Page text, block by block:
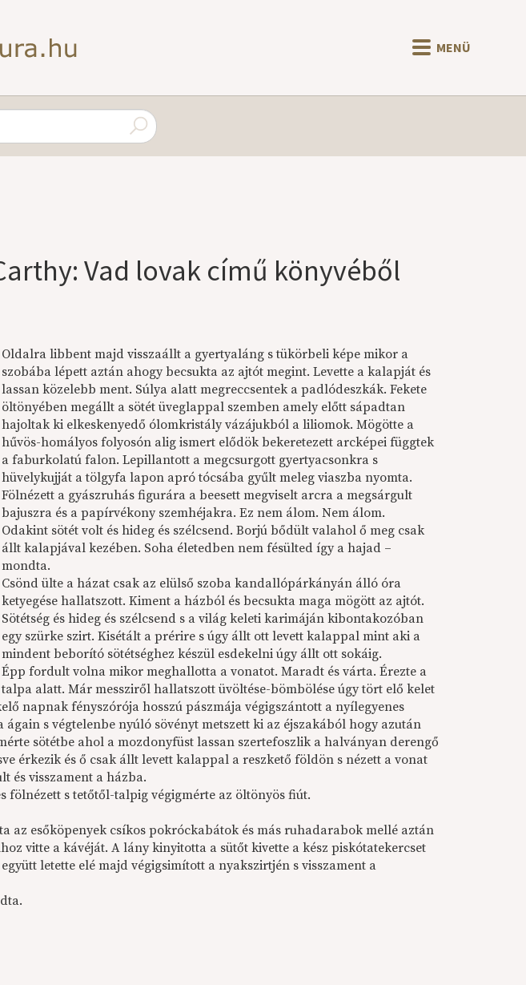
MENÜ
Vad lovak című könyvéből
Oldalra libbent majd visszaállt a gyertyaláng s tükörbeli képe mikor a
szobába lépett aztán ahogy becsukta az ajtót megint. Levette a kalapját és
lassan közelebb ment. Súlya alatt megreccsentek a padlódeszkák. Fekete
öltönyében megállt a sötét üveglappal szemben amely előtt sápadtan
hajoltak ki elkeskenyedő ólomkristály vázájukból a liliomok. Mögötte a
hűvös-homályos folyosón alig ismert elődök bekeretezett arcképei függtek
a faburkolatú falon. Lepillantott a megcsurgott gyertyacsonkra s
hüvelykujját a tölgyfa lapon apró tócsába gyűlt meleg viaszba nyomta.
Fölnézett a gyászruhás figurára a beesett megviselt arcra a megsárgult
bajuszra és a papírvékony szemhéjakra. Ez nem álom. Nem álom.
Odakint sötét volt és hideg és szélcsend. Borjú bődült valahol ő meg csak
állt kalapjával kezében. Soha életedben nem fésülted így a hajad –
mondta.
Csönd ülte a házat csak az elülső szoba kandallópárkányán álló óra
ketyegése hallatszott. Kiment a házból és becsukta maga mögött az ajtót.
Sötétség és hideg és szélcsend s a világ keleti karimáján kibontakozóban
egy szürke szirt. Kisétált a prérire s úgy állt ott levett kalappal mint aki a
mindent beborító sötétséghez készül esdekelni úgy állt ott sokáig.
Épp fordult volna mikor meghallotta a vonatot. Maradt és várta. Érezte a
talpa alatt. Már messziről hallatszott üvöltése-bömbölése úgy tört elő kelet
napnak fényszórója hosszú pászmája végigszántott a nyílegyenes
ágain s végtelenbe nyúló sövényt metszett ki az éjszakából hogy azután
sötétbe ahol a mozdonyfüst lassan szertefoszlik a halványan derengő
érkezik és ő csak állt levett kalappal a reszkető földön s nézett a vonat
és visszament a házba.
fölnézett s tetőtől-talpig végigmérte az öltönyös fiút.
az esőköpenyek csíkos pokróckabátok és más ruhadarabok mellé aztán
vitte a kávéját. A lány kinyitotta a sütőt kivette a kész piskótatekercset
letette elé majd végigsimított a nyakszirtjén s visszament a